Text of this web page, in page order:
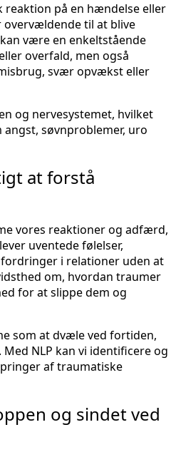
reaktion på en hændelse eller
til at blive
være en enkeltstående
overfald, men også
svær opvækst eller
og nervesystemet, hvilket
søvnproblemer, uro
at forstå
vores reaktioner og adfærd,
uventede følelser,
i relationer uden at
om, hvordan traumer
for at slippe dem og
som at dvæle ved fortiden,
NLP kan vi identificere og
af traumatiske
og sindet ved